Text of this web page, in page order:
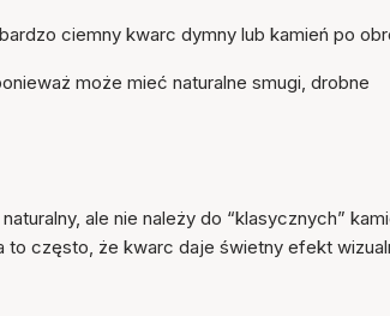
ciemny kwarc dymny lub kamień po
może mieć naturalne smugi, drobne
ale nie należy do “klasycznych”
to często, że kwarc daje świetny efekt